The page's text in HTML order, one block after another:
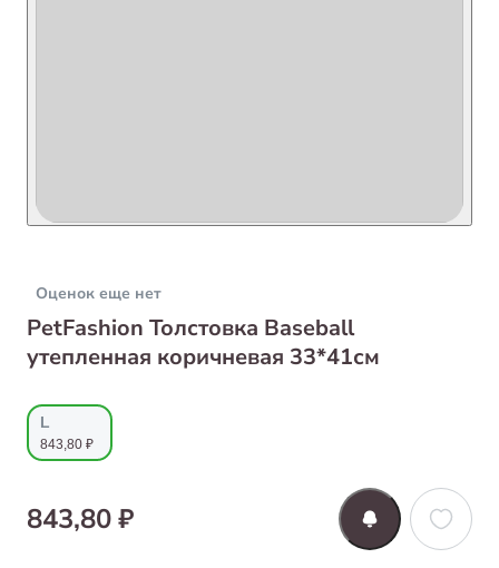
Оценок еще нет
PetFashion Толстовка Baseball
утепленная коричневая 33*41см
L
843,80 ₽
843,80 ₽